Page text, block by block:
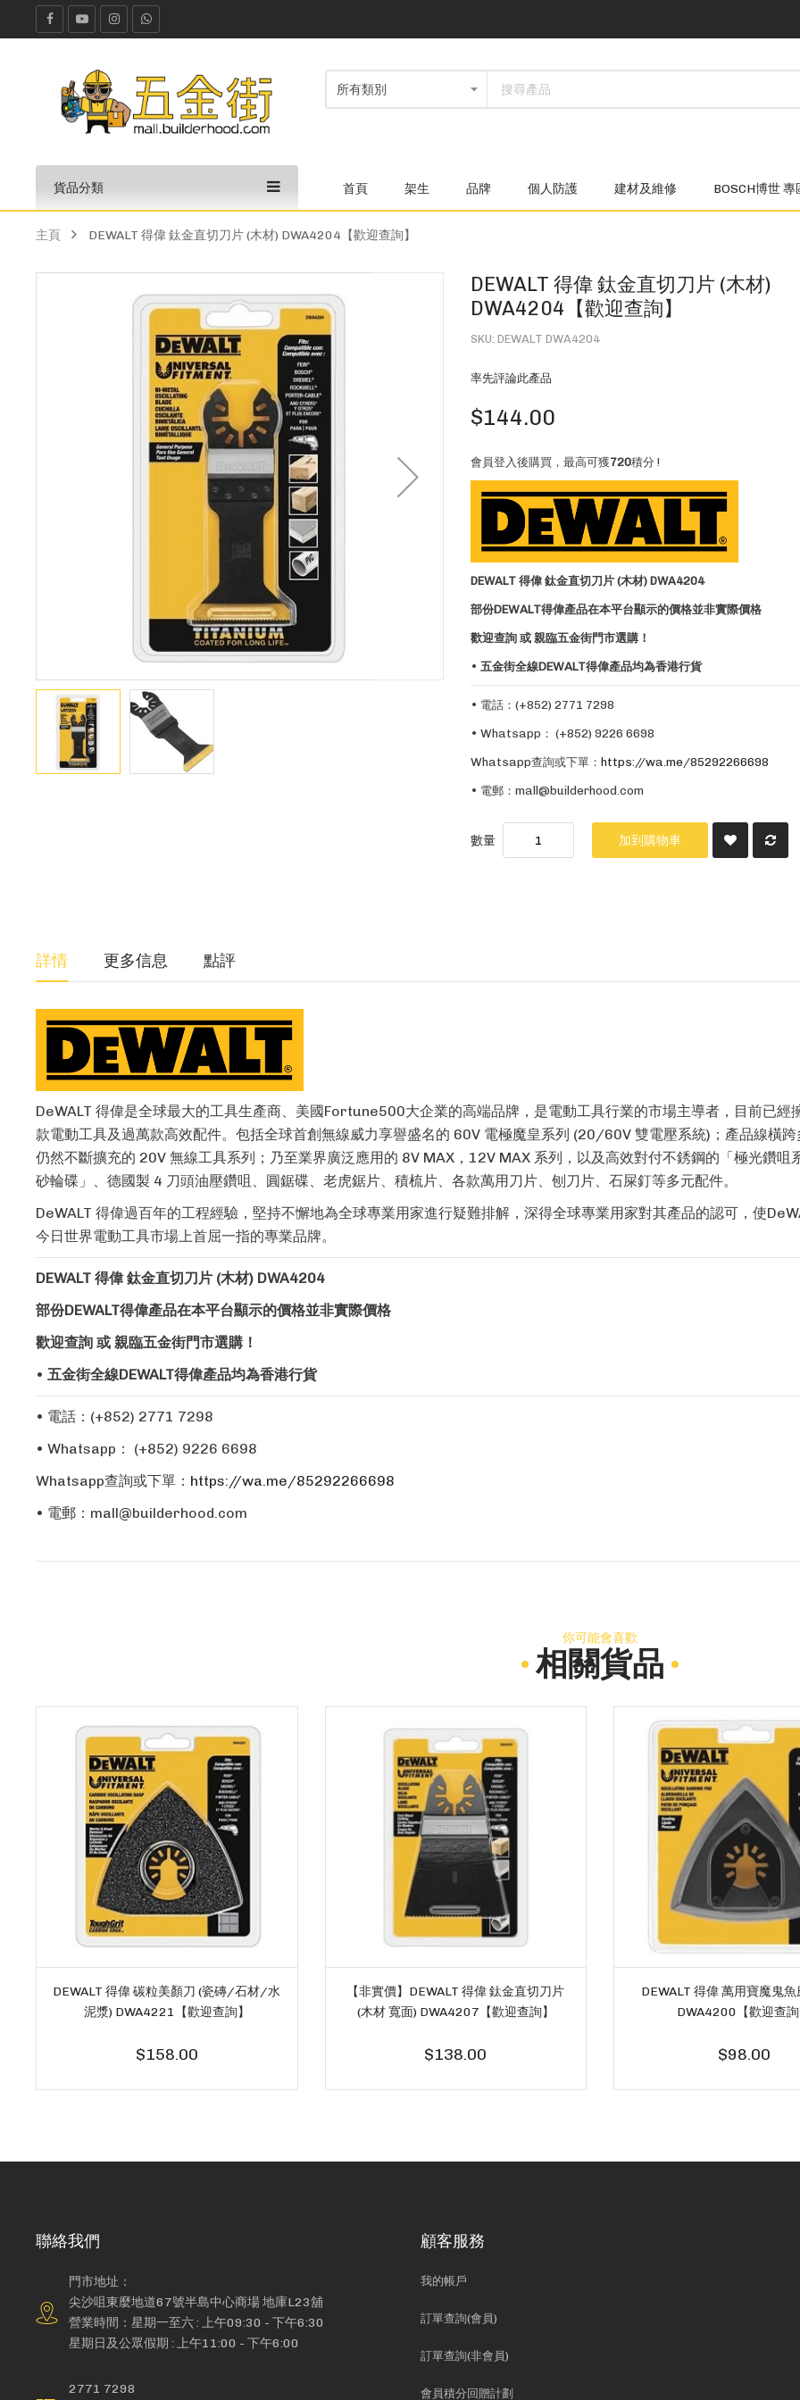
貨品分類 首頁 架生 品牌 個人防護 建材及維修 BOSCH博世 專
主頁 DEWALT 得偉 鈦金直切刀片 (木材) DWA4204【歡迎查詢】
DEWALT 得偉 鈦金直切刀片 (木材)
DWA4204【歡迎查詢】
SKU DEWALT DWA4204
率先評論此產品
$144.00
會員登入後購買，最高可獲720積分 !
DEWALT 得偉 鈦金直切刀片 (木材) DWA4204
部份DEWALT得偉產品在本平台顯示的價格並非實際價格
歡迎查詢 或 親臨五金街門市選購！
•五金街全線DEWALT得偉產品均為香港行貨
• 電話：(+852) 2771 7298
• Whatsapp： (+852) 9226 6698
Whatsapp查詢或下單：https://wa.me/85292266698
• 電郵：mall@builderhood.com
數量 加到購物車
詳情 更多信息 點評
DeWALT 得偉是全球最大的工具生產商、美國Fortune500大企業的高端品牌，是電動工具行業的市場主導者，目前已經
款電動工具及過萬款高效配件。包括全球首創無線威力享譽盛名的 60V 電極魔皇系列 (20/60V 雙電壓系統)；產品線橫跨
仍然不斷擴充的 20V 無線工具系列；乃至業界廣泛應用的 8V MAX，12V MAX 系列，以及高效對付不銹鋼的「極光鑽咀
砂輪碟」、德國製 4 刀頭油壓鑽咀、圓鋸碟、老虎鋸片、積梳片、各款萬用刀片、刨刀片、石屎釘等多元配件。
DeWALT得偉過百年的工程經驗，堅持不懈地為全球專業用家進行疑難排解，深得全球專業用家對其產品的認可，使
今日世界電動工具市場上首屈一指的專業品牌。
DEWALT 得偉 鈦金直切刀片 (木材) DWA4204
部份DEWALT得偉產品在本平台顯示的價格並非實際價格
歡迎查詢 或 親臨五金街門市選購！
•五金街全線DEWALT得偉產品均為香港行貨
• 電話：(+852) 2771 7298
• Whatsapp： (+852) 9226 6698
Whatsapp查詢或下單： https://wa.me/85292266698
• 電郵： mall@builderhood.com
你可能會喜歡
相關貨品
DEWALT 得偉 碳粒美顏刀 (瓷磚/石材/水
泥漿) DWA4221【歡迎查詢】
$158.00
【非實價】DEWALT 得偉 鈦金直切刀片
(木材 寬面) DWA4207【歡迎查詢】
$138.00
DEWALT 得偉 萬用寶魔鬼
DWA4200【歡迎查詢
$98.00
聯絡我們
門市地址：
尖沙咀東麼地道67號半島中心商場 地庫L23舖
營業時間：星期一至六 : 上午09:30 - 下午6:30
星期日及公眾假期 : 上午11:00 - 下午6:00
2771 7298
顧客服務
我的帳戶
訂單查詢(會員)
訂單查詢(非會員)
會員積分回贈計劃